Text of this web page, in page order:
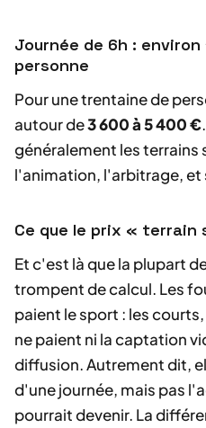
Journée de 6h : environ
personne
Pour une trentaine de
autour de3 600 à 5 400 €
généralement les terrains
l'animation, l'arbitrage, et
Ce que le prix « terrain
Et c'est là que la plupart
trompent de calcul. Les
paient le sport : les
ne paient ni la captation
diffusion. Autrement dit,
d'une journée, mais pas
pourrait devenir. La